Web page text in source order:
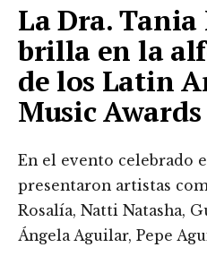
La Dra.
brilla en la
de los Latin
Music Awards
En el evento celebrado
presentaron artistas
Rosalía, Natti Natasha,
Ángela Aguilar, Pepe